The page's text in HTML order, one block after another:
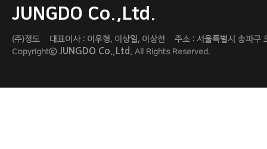
JUNGDO Co.,Ltd.
(주)정도 대표이사 : 이우형, 이상일, 이상천 주소 : 서울특별시 송
Copyrightⓒ JUNGDO Co.,Ltd. All Rights Reserved.